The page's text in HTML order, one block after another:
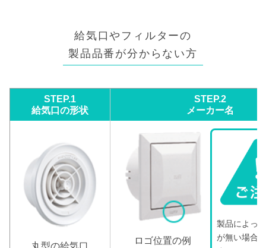
給気口やフィルターの
製品品番が分からない方
STEP.1
給気口の形状
STEP.2
メーカー名
丸型の給気口
ロゴ位置の例
製品によっ
が無い場合